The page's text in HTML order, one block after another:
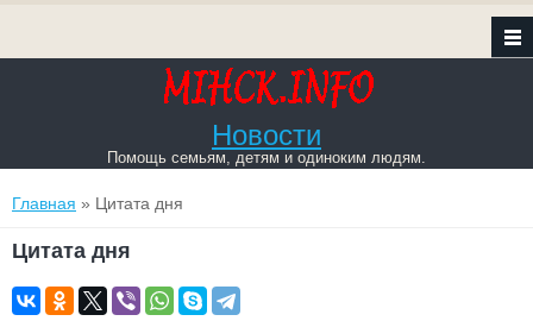
Новости
Помощь семьям, детям и одиноким людям.
Вы здесь
Главная » Цитата дня
Цитата дня